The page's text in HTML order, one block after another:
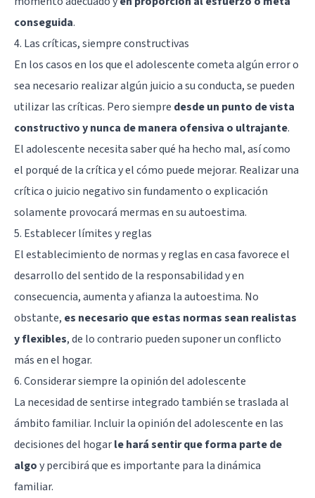
conseguida.
4. Las críticas, siempre constructivas
En los casos en los que el adolescente cometa algún error o
sea necesario realizar algún juicio a su conducta, se pueden
utilizar las críticas. Pero siempre desde un punto de vista
constructivo y nunca de manera ofensiva o ultrajante.
El adolescente necesita saber qué ha hecho mal, así como
el porqué de la crítica y el cómo puede mejorar. Realizar una
crítica o juicio negativo sin fundamento o explicación
solamente provocará mermas en su autoestima.
5. Establecer límites y reglas
El establecimiento de normas y reglas en casa favorece el
desarrollo del sentido de la responsabilidad y en
consecuencia, aumenta y afianza la autoestima. No
obstante, es necesario que estas normas sean realistas
y flexibles, de lo contrario pueden suponer un conflicto
más en el hogar.
6. Considerar siempre la opinión del adolescente
La necesidad de sentirse integrado también se traslada al
ámbito familiar. Incluir la opinión del adolescente en las
decisiones del hogarle hará sentir que forma parte de
algoy percibirá que es importante para la dinámica
familiar.